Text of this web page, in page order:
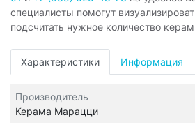
специалисты помогут
подсчитать нужное количество
Характеристики Информация
Производитель
Керама Марацци